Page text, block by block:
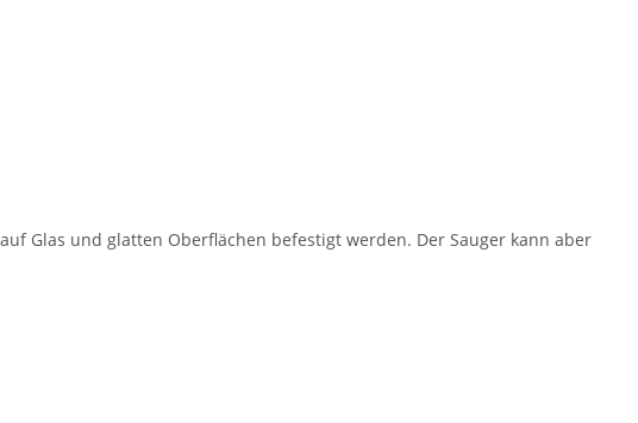
Glas und glatten Oberflächen befestigt werden. Der Sauger kann aber